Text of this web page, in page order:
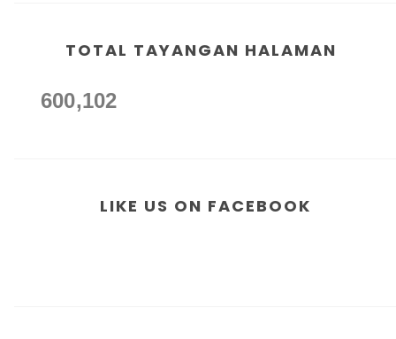
TOTAL TAYANGAN HALAMAN
600,102
LIKE US ON FACEBOOK